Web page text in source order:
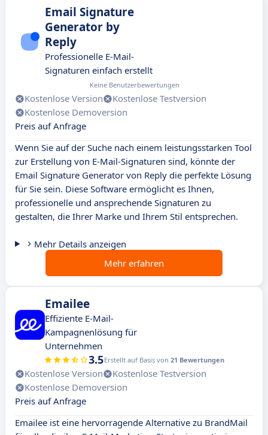
Email Signature
Generator by
Reply
Professionelle E-Mail-
Signaturen einfach erstellt
Keine Benutzerbewertungen
Kostenlose Version
Kostenlose Testversion
Kostenlose Demoversion
Preis auf Anfrage
Wenn Sie auf der Suche nach einem leistungsstarken Tool
zur Erstellung von E-Mail-Signaturen sind, könnte der
Email Signature Generator von Reply die perfekte Lösung
für Sie sein. Diese Software ermöglicht es Ihnen,
professionelle und ansprechende Signaturen zu
gestalten, die Ihrer Marke und Ihrem Stil entsprechen.
Mehr Details anzeigen
Mehr erfahren
Emailee
Effiziente E-Mail-
Kampagnenlösung für
Unternehmen
3.5Erstellt auf Basis von 21 Bewertungen
Kostenlose Version
Kostenlose Testversion
Kostenlose Demoversion
Preis auf Anfrage
Emailee ist eine hervorragende Alternative zu BrandMail